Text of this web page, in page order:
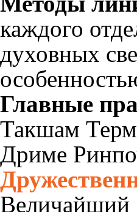
каждого
духовных
Главные
Такшам
Дриме
Величайший